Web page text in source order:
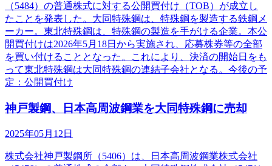
（5484）の普通株式に対する公開買付け（TOB）が成立し
たことを発表した。大同特殊鋼は、特殊鋼を製造する鉄鋼メ
ーカー。東北特殊鋼は、特殊鋼の製造を手がける企業。本公
開買付けは2026年5月18日から実施され、応募株券等の全部
を買い付けることとなった。これにより、決済の開始日をも
って東北特殊鋼は大同特殊鋼の連結子会社となる。今後の予
定：公開買付け
神戸製鋼、日本高周波鋼業を大同特殊鋼に売却
2025年05月12日
株式会社神戸製鋼所（5406）は、日本高周波鋼業株式会社